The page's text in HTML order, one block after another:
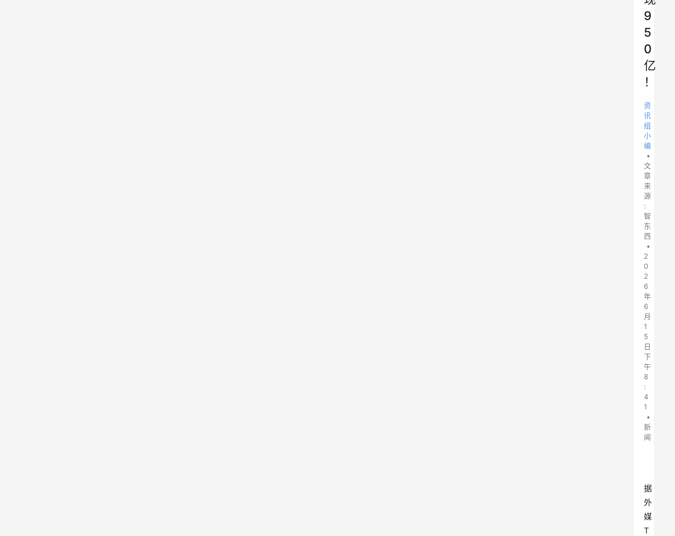
9
5
0
亿
！
资
讯
组
小
编
•
文
章
来
源
:
智
东
西
•
2
0
2
6
年
6
月
1
5
日
下
午
8
:
4
1
•
新
闻
据
外
媒
T